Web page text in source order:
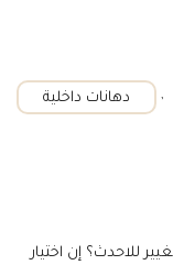
, دهانات داخلية
للاحدث؟ إن اختيار